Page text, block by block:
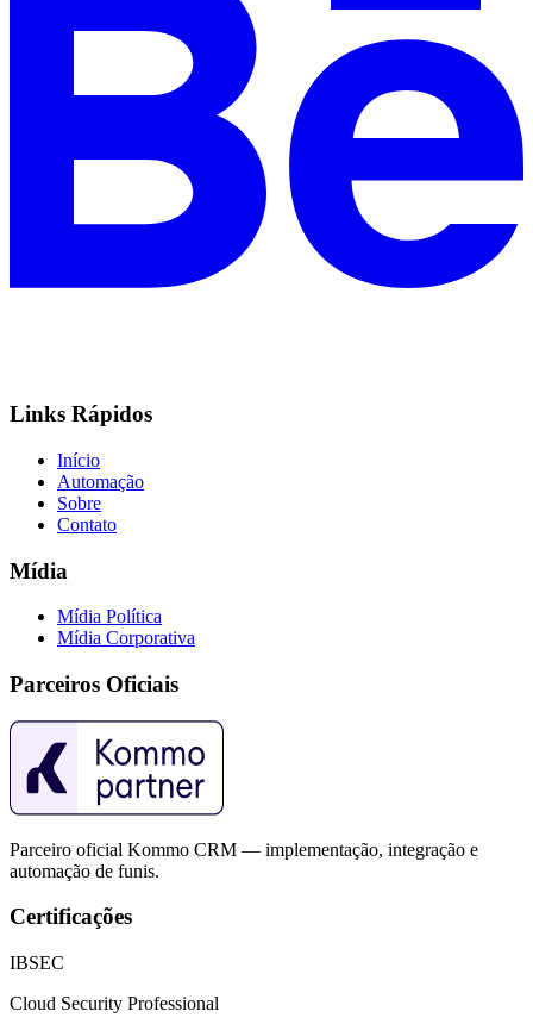
Links Rápidos
Início
Automação
Sobre
Contato
Mídia
Mídia Política
Mídia Corporativa
Parceiros Oficiais
Parceiro oficial Kommo CRM — implementação, integração e
automação de funis.
Certificações
IBSEC
Cloud Security Professional